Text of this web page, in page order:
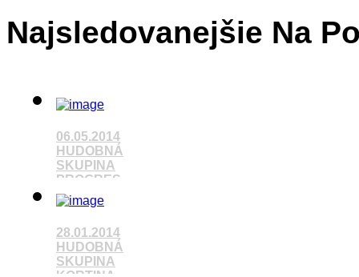
Najsledovanejšie Na
06.05.2014
HUDOBNÁ
SKUPINA
PROGRES
28.01.2014
HUDOBNÁ
SKUPINA